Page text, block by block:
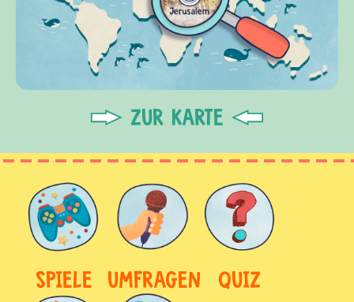
ZUR KARTE
SPIELE UMFRAGEN QUIZ